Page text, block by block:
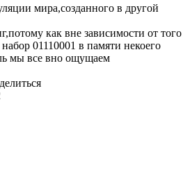
мира,созданного в другой
как вне зависимости от того
01110001 в памяти некоего
мы все вно ощущаем